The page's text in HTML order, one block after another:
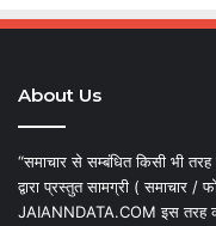
About Us
“समाचार से सम्बंधित किसी भी
द्वारा प्रस्तुत सामग्री ( समाचार /
JAIANNDATA.COM इस तरह की